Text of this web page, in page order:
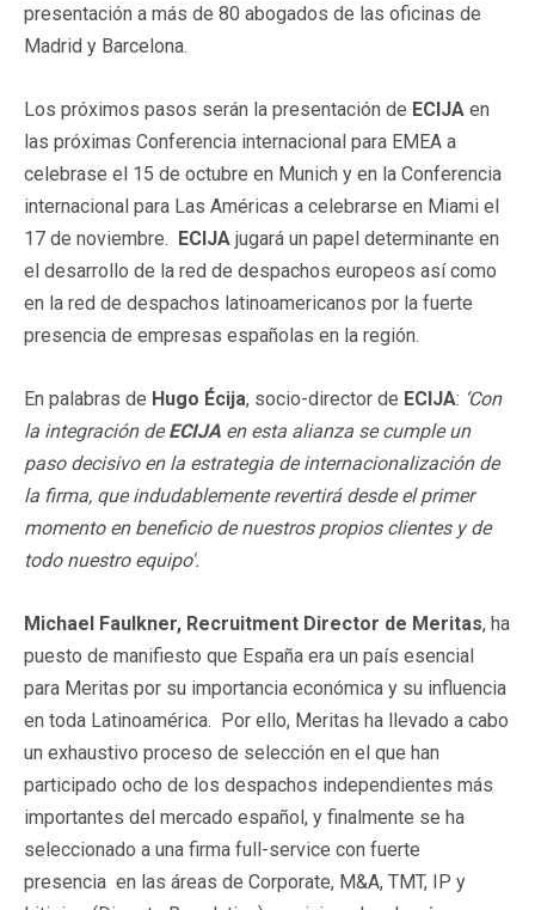
presentación a más de 80 abogados de las oficinas de
Madrid y Barcelona.
Los próximos pasos serán la presentación de ECIJA en
las próximas Conferencia internacional para EMEA a
celebrase el 15 de octubre en Munich y en la Conferencia
internacional para Las Américas a celebrarse en Miami el
17 de noviembre. ECIJA jugará un papel determinante en
el desarrollo de la red de despachos europeos así como
en la red de despachos latinoamericanos por la fuerte
presencia de empresas españolas en la región.
En palabras de Hugo Écija, socio-director de ECIJA: ‘Con
la integración de ECIJA en esta alianza se cumple un
paso decisivo en la estrategia de internacionalización de
la firma, que indudablemente revertirá desde el primer
momento en beneficio de nuestros propios clientes y de
todo nuestro equipo'.
Michael Faulkner, Recruitment Director de Meritas, ha
puesto de manifiesto que España era un país esencial
para Meritas por su importancia económica y su influencia
en toda Latinoamérica. Por ello, Meritas ha llevado a cabo
un exhaustivo proceso de selección en el que han
participado ocho de los despachos independientes más
importantes del mercado español, y finalmente se ha
seleccionado a una firma full-service con fuerte
presencia en las áreas de Corporate, M&A, TMT, IP y